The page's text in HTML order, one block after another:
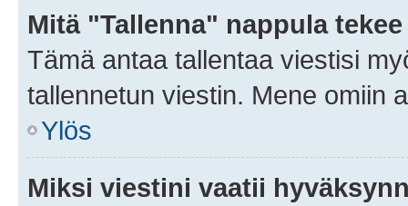
Mitä "Tallenna" nappula
Tämä antaa tallentaa viestisi
tallennetun viestin. Mene omiin
Ylös
Miksi viestini vaatii